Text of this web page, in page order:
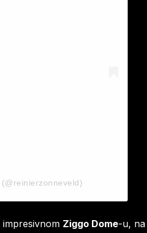
Ziggo Dome-u, na